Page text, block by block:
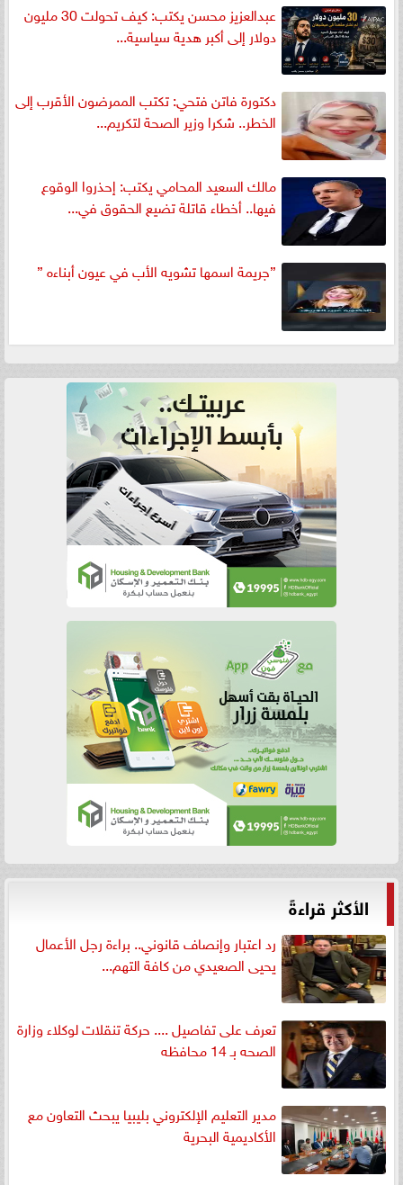
عبدالعزيز محسن يكتب: كيف تحولت 30 مليون
دولار إلى أكبر هدية سياسية...
دكتورة فاتن فتحي: تكتب الممرضون الأقرب إلى
الخطر.. شكرا وزير الصحة لتكريم...
مالك السعيد المحامي يكتب: إحذروا الوقوع
فيها.. أخطاء قاتلة تضيع الحقوق في...
”جريمة اسمها تشويه الأب في عيون أبناءه ”
الأكثر قراءةً
رد اعتبار وإنصاف قانوني.. براءة رجل الأعمال
يحيى الصعيدي من كافة التهم...
تعرف على تفاصيل .... حركة تنقلات لوكلاء وزارة
الصحه بـ 14 محافظه
مدير التعليم الإلكتروني بليبيا يبحث التعاون مع
الأكاديمية البحرية